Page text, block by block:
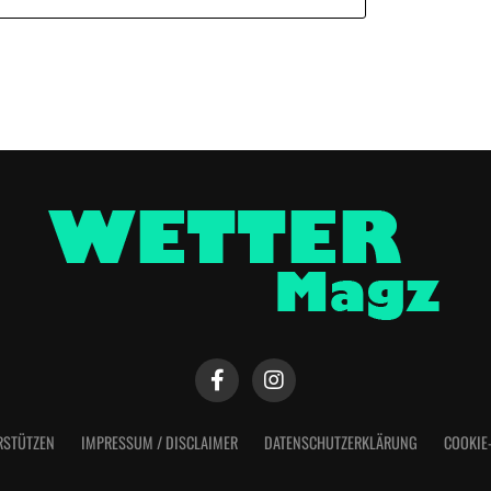
IMPRESSUM / DISCLAIMER DATENSCHUTZERKLÄRUNG